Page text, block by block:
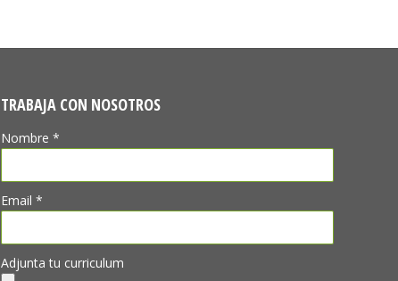
TRABAJA CON NOSOTROS
Nombre *
Email *
Adjunta tu curriculum